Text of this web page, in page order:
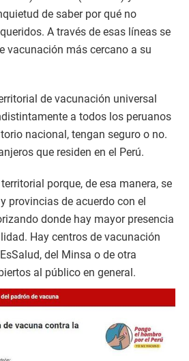
de saber por qué no
A través de esas líneas se
vacunación más cercano a su
de vacunación universal
a todos los peruanos
nacional, tengan seguro o no.
que residen en el Perú.
porque, de esa manera, se
provincias de acuerdo con el
donde hay mayor presencia
Hay centros de vacunación
del Minsa o de otra
al público en general.